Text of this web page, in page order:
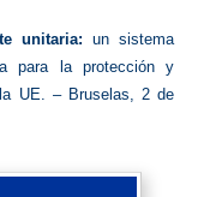
unitaria: un sistema
para la protección y
UE. – Bruselas, 2 de